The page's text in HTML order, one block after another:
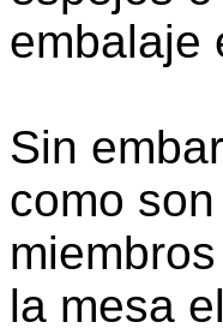
embalaje
Sin
como
la mesa